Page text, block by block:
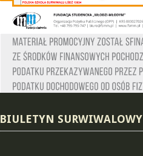
BIULETYN SURWIWALOWY